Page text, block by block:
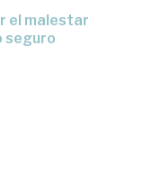
seguro